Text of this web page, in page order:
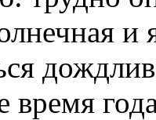
и
время